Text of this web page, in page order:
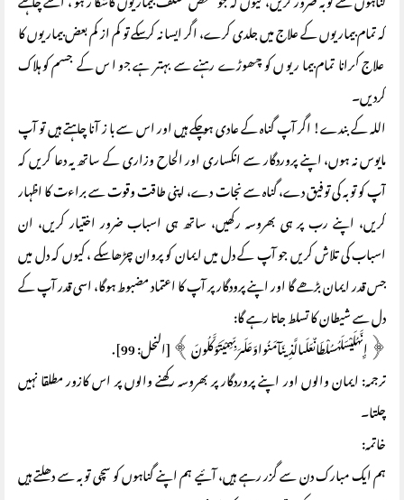
کہ تمام بیماریوں کے علاج میں جلدی کرے، اگر ایسا نہ کرسکے تو کم از کم بعض بیماریوں کا
علاج کرانا تمام بیماریوں کو چھوڑے رہنے سے بہتر ہے جو اس کے جسم کو ہلاک
کردیں۔
اللہ کے بندے! اگر آپ گناہ کے عادی ہوچکے ہیں اور اس سے با ز آنا چاہتے ہیں تو آپ
مایوس نہ ہوں، اپنے پروردگار سے انکساری اور الحاح وزاری کے ساتھ یہ دعا کریں کہ
آپ کو توبہ کی توفیق دے، گناہ سے نجات دے، اپنی طاقت وقوت سے براءت کا اظہار
کریں، اپنے رب پر ہی بھروسہ رکھیں، ساتھ ہی اسباب ضرور اختیار کریں، ان
اسباب کی تلاش کریں جو آپ کے دل میں ایمان کو پروان چڑھا سکے ، کیوں کہ دل میں
جس قدر ایمان بڑھے گا اور اپنے پرودگار پر آپ کا اعتماد مضبوط ہوگا، اسی قدر آپ کے
دل سے شیطان کا تسلط جاتا رہے گا:
﴿ إِنَّهُلَيْسَلَهُسُلْطَانٌعَلَىالَّذِينَآمَنُواوَعَلَىرَبِّهِمْيَتَوَكَّلُونَ ﴾ [النحل: 99].
ترجمہ: ایمان والوں اور اپنے پروردگار پر بھروسہ رکھنے والوں پر اس کازور مطلقا نہیں
چلتا۔
خاتمہ:
ہم ایک مبارک دن سے گزر رہے ہیں، آئیے ہم اپنے گناہوں کو سچی توبہ سے دھلتے ہیں